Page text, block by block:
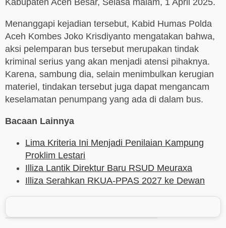
Kabupaten Aceh Besar, Selasa malam, 1 April 2025.
Menanggapi kejadian tersebut, Kabid Humas Polda
Aceh Kombes Joko Krisdiyanto mengatakan bahwa,
aksi pelemparan bus tersebut merupakan tindak
kriminal serius yang akan menjadi atensi pihaknya.
Karena, sambung dia, selain menimbulkan kerugian
materiel, tindakan tersebut juga dapat mengancam
keselamatan penumpang yang ada di dalam bus.
Bacaan Lainnya
Lima Kriteria Ini Menjadi Penilaian Kampung
Proklim Lestari
Illiza Lantik Direktur Baru RSUD Meuraxa
Illiza Serahkan RKUA-PPAS 2027 ke Dewan